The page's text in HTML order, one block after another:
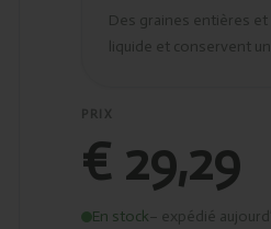
Des graines entières
liquide et conservent
PRIX
€ 29,29
En stock– expédié